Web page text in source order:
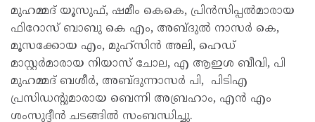
മുഹമ്മദ് യൂസുഫ്, ഷമീം കെകെ, പ്രിൻസിപ്പൽമാരായ
ഫിറോസ് ബാബു കെ എം, അബ്ദുൽ നാസർ കെ,
മൂസക്കോയ എം, മുഹ്‌സിൻ അലി, ഹെഡ്
മാസ്റ്റർമാരായ നിയാസ് ചോല, എ ആഇശ ബീവി, പി
മുഹമ്മദ് ബശീർ, അബ്ദുന്നാസർ പി, പിടിഎ
പ്രസിഡന്റുമാരായ ബെന്നി അബ്രഹാം, എൻ എം
ശംസുദ്ദീൻ ചടങ്ങിൽ സംബന്ധിച്ചു.